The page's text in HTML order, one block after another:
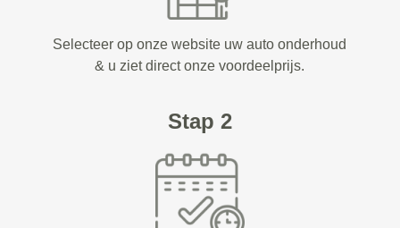
Selecteer op onze website uw auto onderhoud
& u ziet direct onze voordeelprijs.
Stap 2